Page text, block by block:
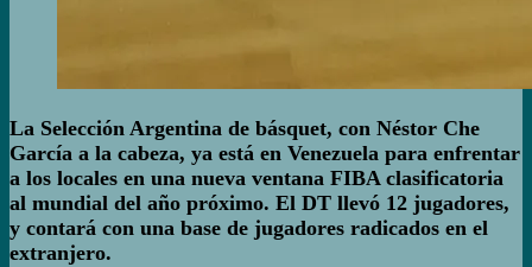
La Selección Argentina de básquet, con Néstor Che
García a la cabeza, ya está en Venezuela para enfrentar
a los locales en una nueva ventana FIBA clasificatoria
al mundial del año próximo. El DT llevó 12 jugadores,
y contará con una base de jugadores radicados en el
extranjero.